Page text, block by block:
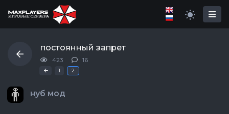
постоянный запрет
423 16
« Первая
1 2
нуб мод